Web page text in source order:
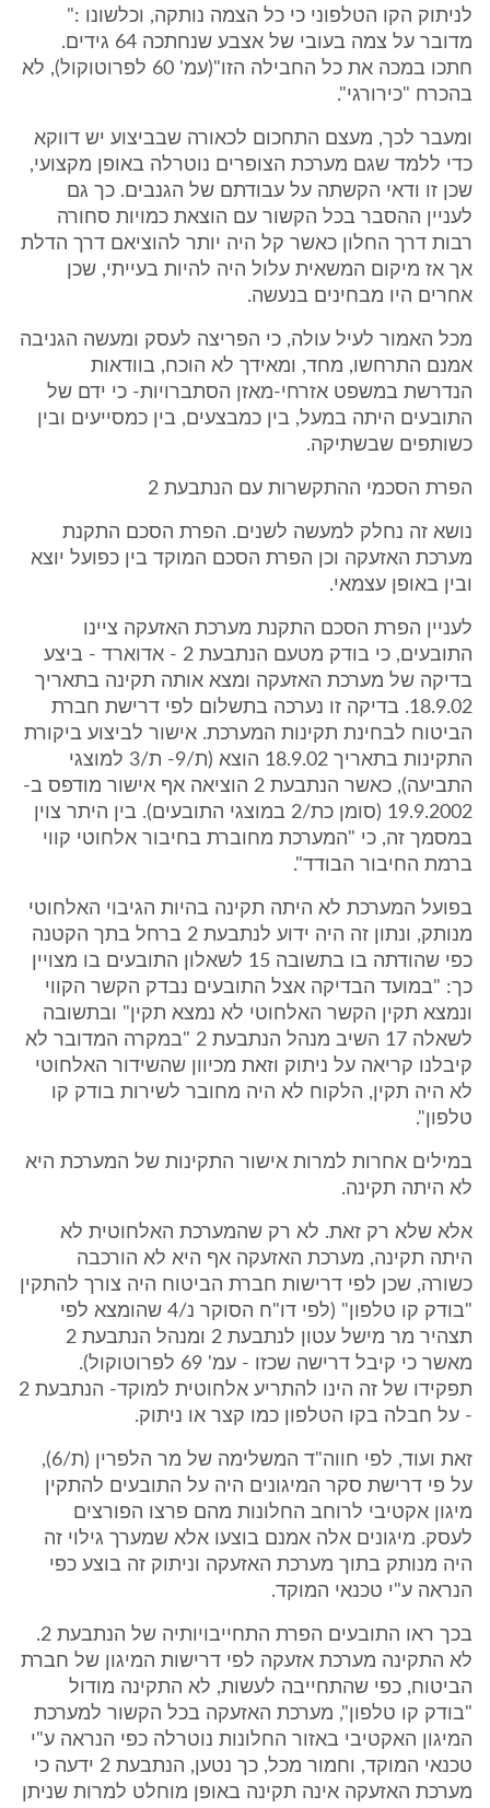
לניתוק הקו הטלפוני כי כל הצמה נותקה, וכלשונו :"
מדובר על צמה בעובי של אצבע שנחתכה 64 גידים.
חתכו במכה את כל החבילה הזו"(עמ' 60 לפרוטוקול), לא
בהכרח "כירורגי".
ומעבר לכך, מעצם התחכום לכאורה שבביצוע יש דווקא
כדי ללמד שגם מערכת הצופרים נוטרלה באופן מקצועי,
שכן זו ודאי הקשתה על עבודתם של הגנבים. כך גם
לעניין ההסבר בכל הקשור עם הוצאת כמויות סחורה
רבות דרך החלון כאשר קל היה יותר להוציאם דרך הדלת
אך אז מיקום המשאית עלול היה להיות בעייתי, שכן
אחרים היו מבחינים בנעשה.
מכל האמור לעיל עולה, כי הפריצה לעסק ומעשה הגניבה
אמנם התרחשו, מחד, ומאידך לא הוכח, בוודאות
הנדרשת במשפט אזרחי-מאזן הסתברויות- כי ידם של
התובעים היתה במעל, בין כמבצעים, בין כמסייעים ובין
כשותפים שבשתיקה.
הפרת הסכמי ההתקשרות עם הנתבעת 2
נושא זה נחלק למעשה לשנים. הפרת הסכם התקנת
מערכת האזעקה וכן הפרת הסכם המוקד בין כפועל יוצא
ובין באופן עצמאי.
לעניין הפרת הסכם התקנת מערכת האזעקה ציינו
התובעים, כי בודק מטעם הנתבעת 2 - אדוארד - ביצע
בדיקה של מערכת האזעקה ומצא אותה תקינה בתאריך
18.9.02. בדיקה זו נערכה בתשלום לפי דרישת חברת
הביטוח לבחינת תקינות המערכת. אישור לביצוע ביקורת
התקינות בתאריך 18.9.02 הוצא (ת/9- ת/3 למוצגי
התביעה), כאשר הנתבעת 2 הוציאה אף אישור מודפס ב-
19.9.2002 (סומן כת/2 במוצגי התובעים). בין היתר צוין
במסמך זה, כי "המערכת מחוברת בחיבור אלחוטי קווי
ברמת החיבור הבודד".
בפועל המערכת לא היתה תקינה בהיות הגיבוי האלחוטי
מנותק, ונתון זה היה ידוע לנתבעת 2 ברחל בתך הקטנה
כפי שהודתה בו בתשובה 15 לשאלון התובעים בו מצויין
כך: "במועד הבדיקה אצל התובעים נבדק הקשר הקווי
ונמצא תקין הקשר האלחוטי לא נמצא תקין" ובתשובה
לשאלה 17 השיב מנהל הנתבעת 2 "במקרה המדובר לא
קיבלנו קריאה על ניתוק וזאת מכיוון שהשידור האלחוטי
לא היה תקין, הלקוח לא היה מחובר לשירות בודק קו
טלפון".
במילים אחרות למרות אישור התקינות של המערכת היא
לא היתה תקינה.
אלא שלא רק זאת. לא רק שהמערכת האלחוטית לא
היתה תקינה, מערכת האזעקה אף היא לא הורכבה
כשורה, שכן לפי דרישות חברת הביטוח היה צורך להתקין
"בודק קו טלפון" (לפי דו"ח הסוקר נ/4 שהומצא לפי
תצהיר מר מישל עטון לנתבעת 2 ומנהל הנתבעת 2
מאשר כי קיבל דרישה שכזו - עמ' 69 לפרוטוקול).
תפקידו של זה הינו להתריע אלחוטית למוקד- הנתבעת 2
- על חבלה בקו הטלפון כמו קצר או ניתוק.
זאת ועוד, לפי חווה"ד המשלימה של מר הלפרין (ת/6),
על פי דרישת סקר המיגונים היה על התובעים להתקין
מיגון אקטיבי לרוחב החלונות מהם פרצו הפורצים
לעסק. מיגונים אלה אמנם בוצעו אלא שמערך גילוי זה
היה מנותק בתוך מערכת האזעקה וניתוק זה בוצע כפי
הנראה ע"י טכנאי המוקד.
בכך ראו התובעים הפרת התחייבויותיה של הנתבעת 2.
לא התקינה מערכת אזעקה לפי דרישות המיגון של חברת
הביטוח, כפי שהתחייבה לעשות, לא התקינה מודול
"בודק קו טלפון", מערכת האזעקה בכל הקשור למערכת
המיגון האקטיבי באזור החלונות נוטרלה כפי הנראה ע"י
טכנאי המוקד, וחמור מכל, כך נטען, הנתבעת 2 ידעה כי
מערכת האזעקה אינה תקינה באופן מוחלט למרות שניתן